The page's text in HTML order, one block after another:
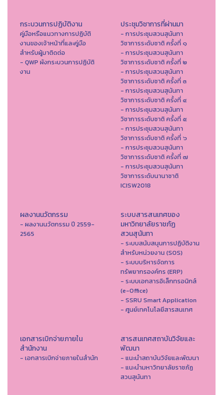
กระบวนการปฏิบัติงาน
คู่มือหรือแนวทางการปฏิบัติ
งานของเจ้าหน้าที่และคู่มือ
สำหรับผู้มาติดต่อ
- QWP ผังกระบวนการปฏิบัติ
งาน
ประชุมวิชาการที่ผ่านมา
- การประชุมสวนสุนันทา
วิชาการระดับชาติ ครั้งที่ ๑
- การประชุมสวนสุนันทา
วิชาการระดับชาติ ครั้งที่ ๒
- การประชุมสวนสุนันทา
วิชาการระดับชาติ ครั้งที่ ๓
- การประชุมสวนสุนันทา
วิชาการระดับชาติ ครั้งที่ ๔
- การประชุมสวนสุนันทา
วิชาการระดับชาติ ครั้งที่ ๕
- การประชุมสวนสุนันทา
วิชาการระดับชาติ ครั้งที่ ๖
- การประชุมสวนสุนันทา
วิชาการระดับชาติ ครั้งที่ ๗
- การประชุมสวนสุนันทา
วิชาการระดับนานาชาติ
ICISW2018
ผลงานนวัตกรรม
- ผลงานนวัตกรรม ปี 2559-
2565
ระบบสารสนเทศของ
มหาวิทยาลัยราชภัฏ
สวนสุนันทา
- ระบบสนับสนุนการปฏิบัติงาน
สำหรับหน่วยงาน (SOS)
- ระบบบริหารจัดการ
ทรัพยากรองค์กร (ERP)
- ระบบเอกสารอิเล็กทรอนิกส์
(e-Office)
- SSRU Smart Application
- ศูนย์เทคโนโลยีสารสนเทศ
เอกสารเบิกจ่ายภายใน
สำนักงาน
- เอกสารเบิกจ่ายภายในสำนัก
สารสนเทศสถาบันวิจัยและ
พัฒนา
- แนะนำสถาบันวิจัยและพัฒนา
- แนะนำมหาวิทยาลัยราชภัฏ
สวนสุนันทา